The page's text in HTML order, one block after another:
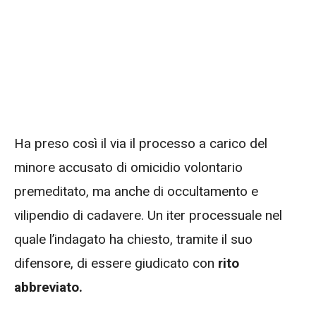
Ha preso così il via il processo a carico del
minore accusato di omicidio volontario
premeditato, ma anche di occultamento e
vilipendio di cadavere. Un iter processuale nel
quale l’indagato ha chiesto, tramite il suo
difensore, di essere giudicato con rito
abbreviato.